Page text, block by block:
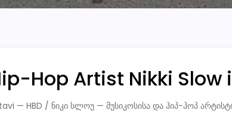
Hop Artist Nikki Slow
— HBD / ნიკი სლოუ — მუსიკოსისა და ჰიპ-ჰოპ